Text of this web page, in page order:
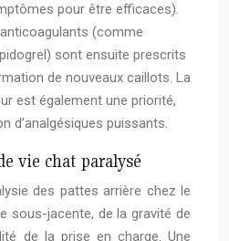
pour être efficaces).
(comme
sont ensuite prescrits
de nouveaux caillots. La
est également une priorité,
d’analgésiques puissants.
vie chat paralysé
des pattes arrière chez le
sous-jacente, de la gravité de
de la prise en charge. Une